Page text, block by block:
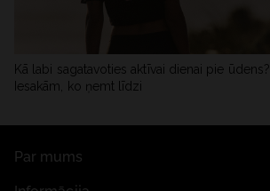
Kā labi sagatavoties aktīvai dienai pie ūdens?
Iesakām, ko ņemt līdzi
Par mums